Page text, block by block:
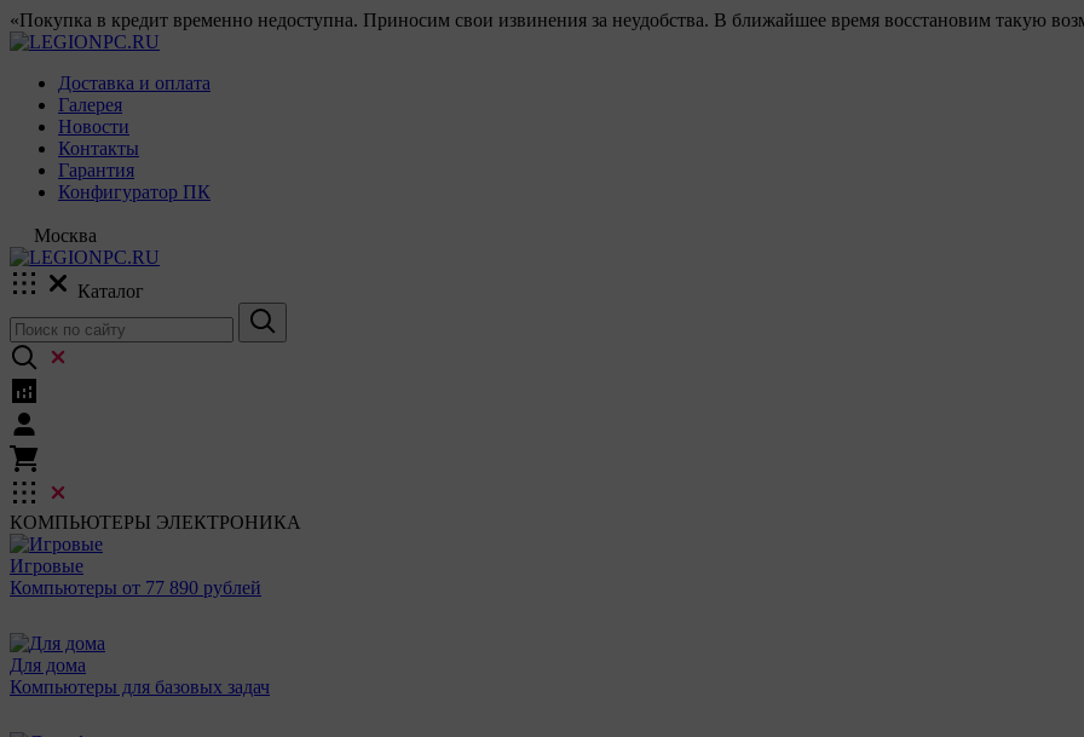
«Покупка в кредит временно недоступна. Приносим свои извинения за неудобства. В ближайшее время восстановим такую
Доставка и оплата
Галерея
Новости
Контакты
Гарантия
Конфигуратор ПК
Москва
Каталог
КОМПЬЮТЕРЫ ЭЛЕКТРОНИКА
Игровые
Компьютеры от 77 890 рублей
Для дома
Компьютеры для базовых задач